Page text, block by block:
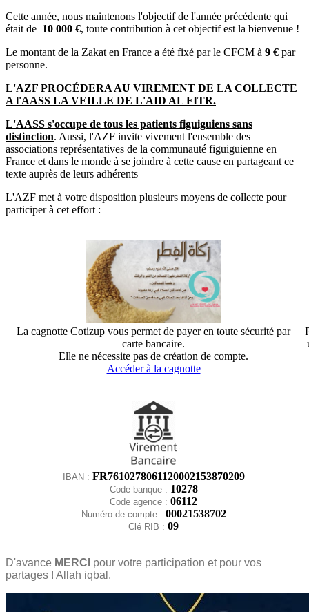
Cette année, nous maintenons l'objectif de l'année précédente qui
était de 10 000 €, toute contribution à cet objectif est la bienvenue !
Le montant de la Zakat en France a été fixé par le CFCM à 9 € par
personne.
L'AZF PROCÉDERA AU VIREMENT DE LA COLLECTE
A l'AASS LA VEILLE DE L'AID AL FITR.
L'AASS s'occupe de tous les patients figuiguiens sans
distinction. Aussi, l'AZF invite vivement l'ensemble des
associations représentatives de la communauté figuiguienne en
France et dans le monde à se joindre à cette cause en partageant ce
texte auprès de leurs adhérents
L'AZF met à votre disposition plusieurs moyens de collecte pour
participer à cet effort :
La cagnotte Cotizup vous permet de payer en toute sécurité par
carte bancaire.
Elle ne nécessite pas de création de compte.
Accéder à la cagnotte
IBAN : FR7610278061120002153870209
Code banque : 10278
Code agence : 06112
Numéro de compte : 00021538702
Clé RIB : 09
D'avance MERCI pour votre participation et pour vos
partages ! Allah iqbal.